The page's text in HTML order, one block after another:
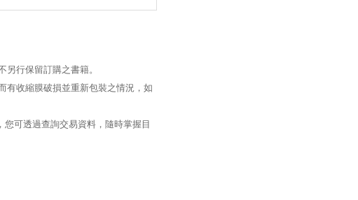
行保留訂購之書籍。
有收縮膜破損並重新包裝之情況，如
可透過查詢交易資料，隨時掌握目